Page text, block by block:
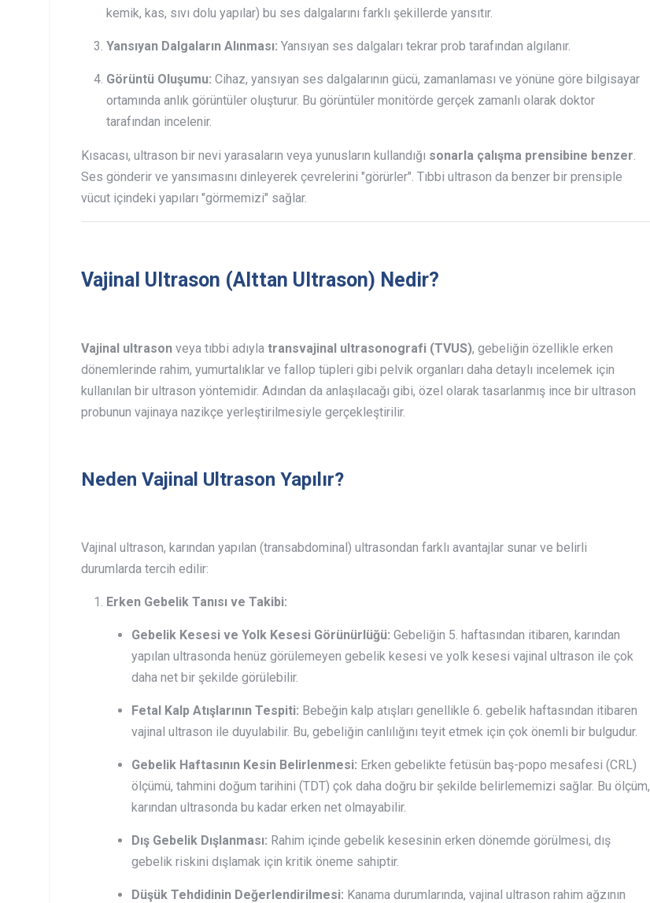
kemik, kas, sıvı dolu yapılar) bu ses dalgalarını farklı şekillerde yansıtır.
Yansıyan Dalgaların Alınması: Yansıyan ses dalgaları tekrar prob tarafından algılanır.
Görüntü Oluşumu: Cihaz, yansıyan ses dalgalarının gücü, zamanlaması ve yönüne göre bilgisayar
ortamında anlık görüntüler oluşturur. Bu görüntüler monitörde gerçek zamanlı olarak doktor
tarafından incelenir.
Kısacası, ultrason bir nevi yarasaların veya yunusların kullandığı sonarla çalışma prensibine benzer.
Ses gönderir ve yansımasını dinleyerek çevrelerini "görürler". Tıbbi ultrason da benzer bir prensiple
vücut içindeki yapıları "görmemizi" sağlar.
Vajinal Ultrason (Alttan Ultrason) Nedir?
Vajinal ultrason veya tıbbi adıyla transvajinal ultrasonografi (TVUS), gebeliğin özellikle erken
dönemlerinde rahim, yumurtalıklar ve fallop tüpleri gibi pelvik organları daha detaylı incelemek için
kullanılan bir ultrason yöntemidir. Adından da anlaşılacağı gibi, özel olarak tasarlanmış ince bir ultrason
probunun vajinaya nazikçe yerleştirilmesiyle gerçekleştirilir.
Neden Vajinal Ultrason Yapılır?
Vajinal ultrason, karından yapılan (transabdominal) ultrasondan farklı avantajlar sunar ve belirli
durumlarda tercih edilir:
Erken Gebelik Tanısı ve Takibi:
Gebelik Kesesi ve Yolk Kesesi Görünürlüğü: Gebeliğin 5. haftasından itibaren, karından
yapılan ultrasonda henüz görülemeyen gebelik kesesi ve yolk kesesi vajinal ultrason ile çok
daha net bir şekilde görülebilir.
Fetal Kalp Atışlarının Tespiti: Bebeğin kalp atışları genellikle 6. gebelik haftasından itibaren
vajinal ultrason ile duyulabilir. Bu, gebeliğin canlılığını teyit etmek için çok önemli bir bulgudur.
Gebelik Haftasının Kesin Belirlenmesi: Erken gebelikte fetüsün baş-popo mesafesi (CRL)
ölçümü, tahmini doğum tarihini (TDT) çok daha doğru bir şekilde belirlememizi sağlar. Bu ölçüm,
karından ultrasonda bu kadar erken net olmayabilir.
Dış Gebelik Dışlanması: Rahim içinde gebelik kesesinin erken dönemde görülmesi, dış
gebelik riskini dışlamak için kritik öneme sahiptir.
Düşük Tehdidinin Değerlendirilmesi: Kanama durumlarında, vajinal ultrason rahim ağzının